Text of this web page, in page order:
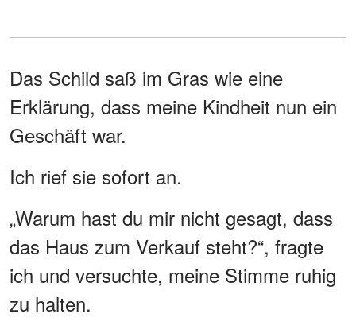
Das Schild saß im Gras wie eine
Erklärung, dass meine Kindheit nun ein
Geschäft war.
Ich rief sie sofort an.
„Warum hast du mir nicht gesagt, dass
das Haus zum Verkauf steht?“, fragte
ich und versuchte, meine Stimme ruhig
zu halten.